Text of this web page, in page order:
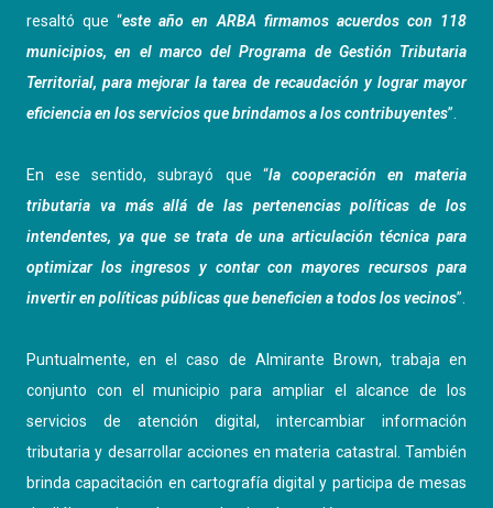
resaltó que “este año en ARBA firmamos acuerdos con 118
municipios, en el marco del Programa de Gestión Tributaria
Territorial, para mejorar la tarea de recaudación y lograr mayor
eficiencia en los servicios que brindamos a los contribuyentes”.
En ese sentido, subrayó que “la cooperación en materia
tributaria va más allá de las pertenencias políticas de los
intendentes, ya que se trata de una articulación técnica para
optimizar los ingresos y contar con mayores recursos para
invertir en políticas públicas que beneficien a todos los vecinos”.
Puntualmente, en el caso de Almirante Brown, trabaja en
conjunto con el municipio para ampliar el alcance de los
servicios de atención digital, intercambiar información
tributaria y desarrollar acciones en materia catastral. También
brinda capacitación en cartografía digital y participa de mesas